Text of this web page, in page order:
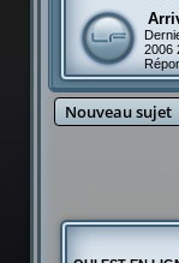
2006
Nouveau sujet